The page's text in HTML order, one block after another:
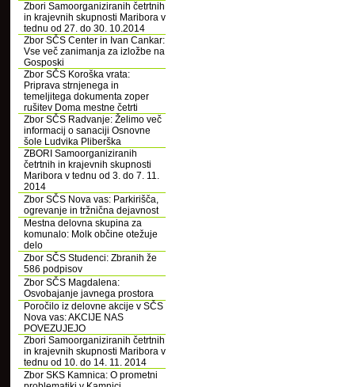
Zbori Samoorganiziranih četrtnih
in krajevnih skupnosti Maribora v
tednu od 27. do 30. 10.2014
Zbor SČS Center in Ivan Cankar:
Vse več zanimanja za izložbe na
Gosposki
Zbor SČS Koroška vrata:
Priprava strnjenega in
temeljitega dokumenta zoper
rušitev Doma mestne četrti
Zbor SČS Radvanje: Želimo več
informacij o sanaciji Osnovne
šole Ludvika Pliberška
ZBORI Samoorganiziranih
četrtnih in krajevnih skupnosti
Maribora v tednu od 3. do 7. 11.
2014
Zbor SČS Nova vas: Parkirišča,
ogrevanje in tržnična dejavnost
Mestna delovna skupina za
komunalo: Molk občine otežuje
delo
Zbor SČS Studenci: Zbranih že
586 podpisov
Zbor SČS Magdalena:
Osvobajanje javnega prostora
Poročilo iz delovne akcije v SČS
Nova vas: AKCIJE NAS
POVEZUJEJO
Zbori Samoorganiziranih četrtnih
in krajevnih skupnosti Maribora v
tednu od 10. do 14. 11. 2014
Zbor SKS Kamnica: O prometni